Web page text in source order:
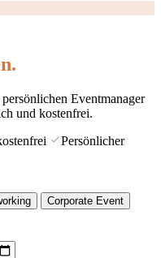
Eventmanager
und kostenfrei.
Persönlicher
Corporate Event